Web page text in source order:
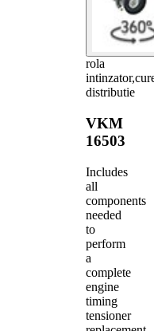
rola
distributie
VKM
16503
Includes
all
components
needed
to
perform
a
complete
engine
timing
tensioner